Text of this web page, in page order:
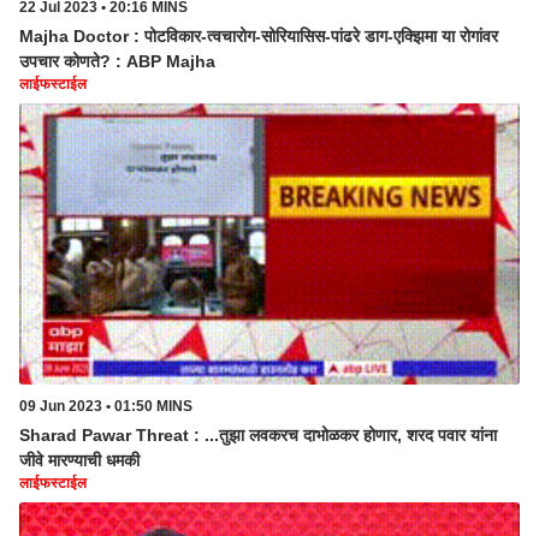
22 Jul 2023 • 20:16 MINS
Majha Doctor : पोटविकार-त्वचारोग-सोरियासिस-पांढरे डाग-एक्झिमा या रोगांवर
उपचार कोणते? : ABP Majha
लाईफस्टाईल
09 Jun 2023 • 01:50 MINS
Sharad Pawar Threat : ...तुझा लवकरच दाभोळकर होणार, शरद पवार यांना
जीवे मारण्याची धमकी
लाईफस्टाईल